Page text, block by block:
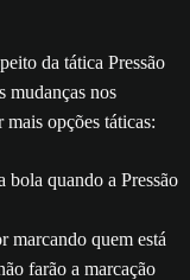
da tática Pressão
mudanças nos
opções táticas:
bola quando a Pressão
marcando quem está
farão a marcação